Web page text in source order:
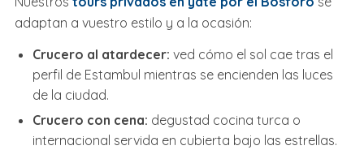
adaptan a vuestro estilo y a la ocasión:
Crucero al atardecer: ved cómo el sol cae tras el
perfil de Estambul mientras se encienden las luces
de la ciudad.
Crucero con cena: degustad cocina turca o
internacional servida en cubierta bajo las estrellas.